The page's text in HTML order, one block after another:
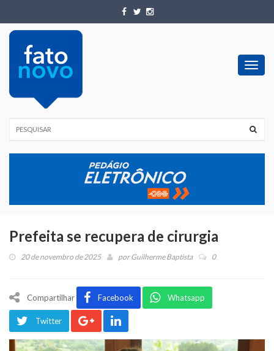
Prefeita se recupera de cirurgia
20 de novembro de 2025 porGuilherme Baptista 0
Compartilhar Facebook Whatsapp
Twitter